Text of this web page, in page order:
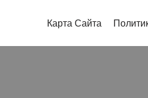
Карта Сайта